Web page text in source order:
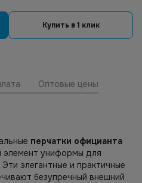
Купить в 1 клик
Оптовые цены
перчатки официанта
элемент униформы для
элегантные и практичные
безупречный внешний